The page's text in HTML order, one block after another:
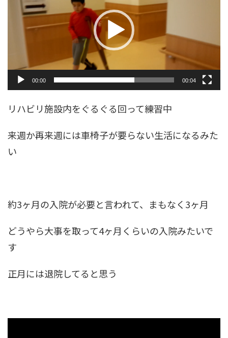
00:00 00:04
リハビリ施設内をぐるぐる回って練習中
来週か再来週には車椅子が要らない生活になるみた
い
約3ヶ月の入院が必要と言われて、まもなく3ヶ月
どうやら大事を取って4ヶ月くらいの入院みたいで
す
正月には退院してると思う